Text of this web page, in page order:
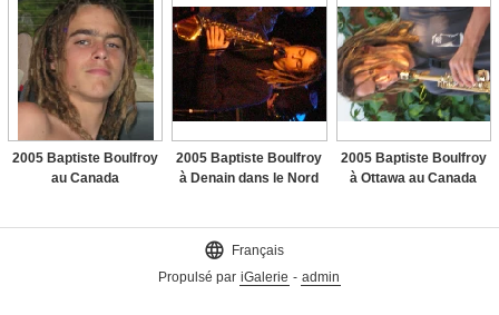
2005 Baptiste Boulfroy
au Canada
2005 Baptiste Boulfroy
à Denain dans le Nord
2005 Baptiste Boulfroy
à Ottawa au Canada

Français
Propulsé par iGalerie - admin